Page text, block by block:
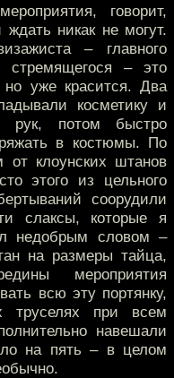
говорит,
никак не могут.
– главного
– это
уже красится. Два
косметику и
рук, потом быстро
в костюмы. По
от клоунских штанов
этого из цельного
соорудили
слаксы, которые я
недобрым словом –
на размеры тайца,
мероприятия
всю эту портянку,
труселях при всем
навешали
на пять – в целом